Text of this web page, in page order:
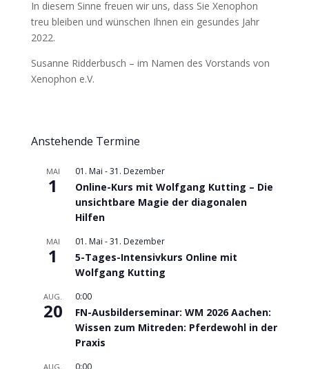
In diesem Sinne freuen wir uns, dass Sie Xenophon
treu bleiben und wünschen Ihnen ein gesundes Jahr
2022.
Susanne Ridderbusch – im Namen des Vorstands von
Xenophon e.V.
Anstehende Termine
MAI
1
01. Mai -31. Dezember
Online-Kurs mit Wolfgang Kutting – Die
unsichtbare Magie der diagonalen
Hilfen
MAI
1
01. Mai -31. Dezember
5-Tages-Intensivkurs Online mit
Wolfgang Kutting
AUG.
20
0:00
FN-Ausbilderseminar: WM 2026 Aachen:
Wissen zum Mitreden: Pferdewohl in der
Praxis
AUG. 0:00